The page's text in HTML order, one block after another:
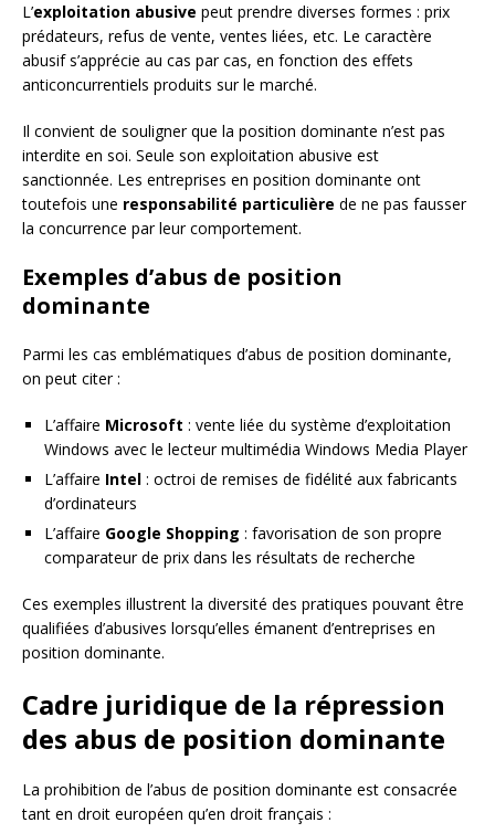
L’exploitation abusive peut prendre diverses formes : prix
prédateurs, refus de vente, ventes liées, etc. Le caractère
abusif s’apprécie au cas par cas, en fonction des effets
anticoncurrentiels produits sur le marché.
Il convient de souligner que la position dominante n’est pas
interdite en soi. Seule son exploitation abusive est
sanctionnée. Les entreprises en position dominante ont
toutefois une responsabilité particulière de ne pas fausser
la concurrence par leur comportement.
Exemples d’abus de position
dominante
Parmi les cas emblématiques d’abus de position dominante,
on peut citer :
L’affaire Microsoft : vente liée du système d’exploitation
Windows avec le lecteur multimédia Windows Media Player
L’affaire Intel : octroi de remises de fidélité aux fabricants
d’ordinateurs
L’affaire Google Shopping : favorisation de son propre
comparateur de prix dans les résultats de recherche
Ces exemples illustrent la diversité des pratiques pouvant être
qualifiées d’abusives lorsqu’elles émanent d’entreprises en
position dominante.
Cadre juridique de la répression
des abus de position dominante
La prohibition de l’abus de position dominante est consacrée
tant en droit européen qu’en droit français :